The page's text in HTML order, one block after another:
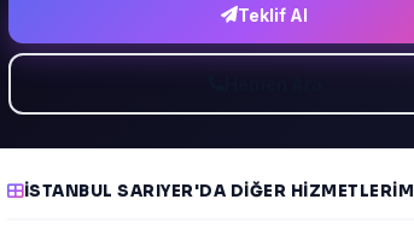
Teklif Al
İSTANBUL SARIYER'DA DIĞER